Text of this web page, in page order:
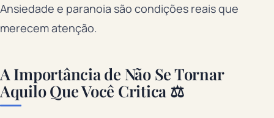
Ansiedade e paranoia são condições reais que
merecem atenção.
A Importância de Não Se Tornar
Aquilo Que Você Critica ⚖️